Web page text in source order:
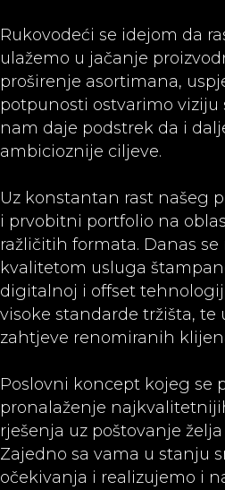
Rukovodeći se idejom da
ulažemo u jačanje
proširenje asortimana,
potpunosti ostvarimo viziju
nam daje podstrek da i
ambicioznije ciljeve.
Uz konstantan rast našeg
i prvobitni portfolio na
ražličitih formata. Danas
kvalitetom usluga
digitalnoj i offset
visoke standarde tržišta, te
zahtjeve renomiranih
Poslovni koncept kojeg se
pronalaženje
rješenja uz poštovanje
Zajedno sa vama u stanju
očekivanja i realizujemo i